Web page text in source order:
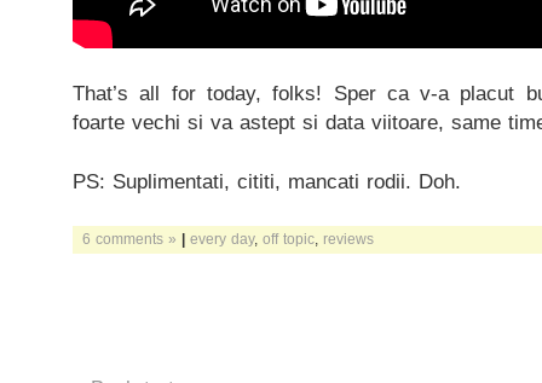
That’s all for today, folks! Sper ca v-a placut
foarte vechi si va astept si data viitoare, same
PS: Suplimentati, cititi, mancati rodii. Doh.
6 comments » | every day, off topic reviews